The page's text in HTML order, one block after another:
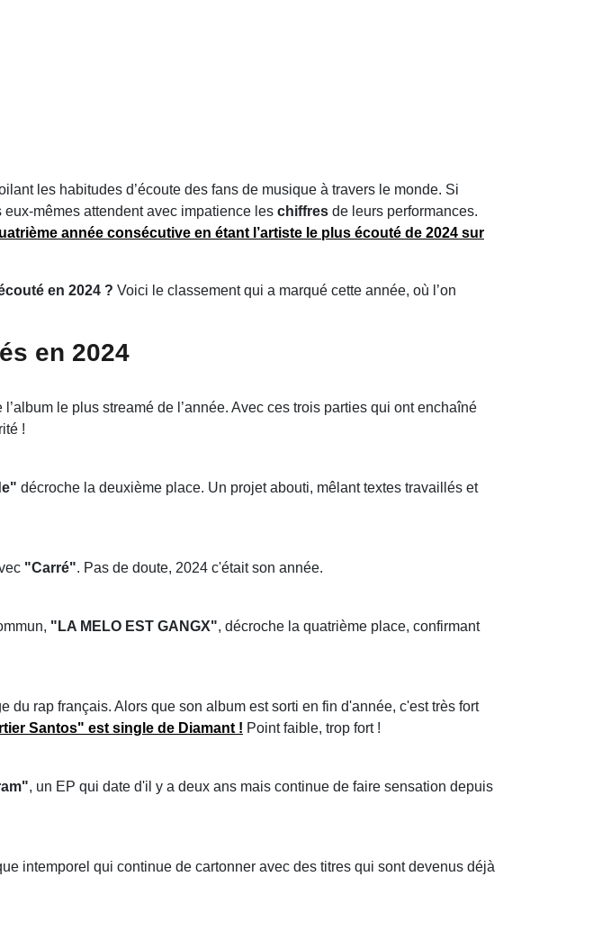
les habitudes d’écoute des fans de musique à travers le monde. Si
mêmes attendent avec impatience les chiffres de leurs performances.
année consécutive en étant l’artiste le plus écouté de 2024 sur
en 2024 ? Voici le classement qui a marqué cette année, où l’on
en 2024
l’album le plus streamé de l’année. Avec ces trois parties qui ont enchaîné
!
décroche la deuxième place. Un projet abouti, mêlant textes travaillés et
"Carré". Pas de doute, 2024 c'était son année.
"LA MELO EST GANGX", décroche la quatrième place, confirmant
du rap français. Alors que son album est sorti en fin d'année, c'est très fort
Santos" est single de Diamant ! Point faible, trop fort !
, un EP qui date d'il y a deux ans mais continue de faire sensation depuis
intemporel qui continue de cartonner avec des titres qui sont devenus déjà